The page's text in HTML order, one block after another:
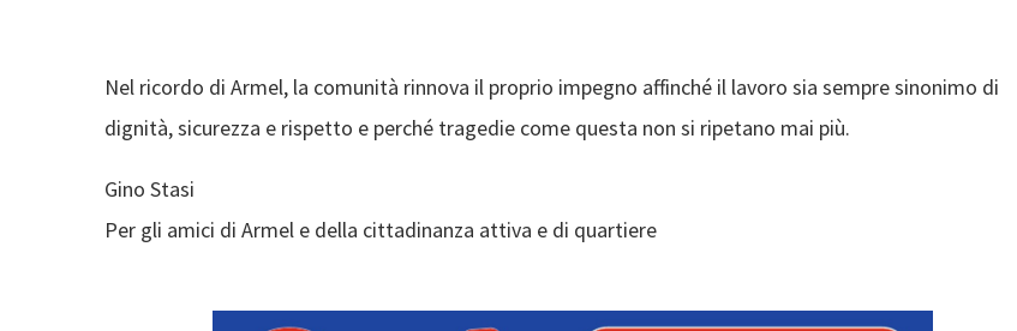
Nel ricordo di Armel, la comunità rinnova il proprio impegno affinché il lavoro sia sempre sinonimo di
dignità, sicurezza e rispetto e perché tragedie come questa non si ripetano mai più.
Gino Stasi
Per gli amici di Armel e della cittadinanza attiva e di quartiere